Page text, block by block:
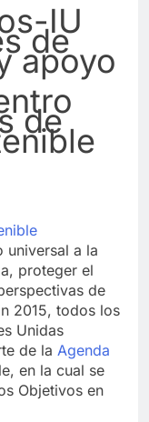
IU
de
apoyo
de
universal a la
proteger el
de
2015, todos los
Unidas
de la Agenda
en la cual se
Objetivos en